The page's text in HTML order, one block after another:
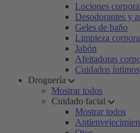
Lociones
Desodorantes y
Geles de baño
Limpieza
Jabón
Afeitadoras
Cuidados íntimos
Droguería
Mostrar todos
Cuidado facial
Mostrar todos